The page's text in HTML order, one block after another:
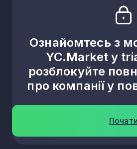
Ознайомтесь з
YC.Market у
розблокуйте
про компанії у
Почати